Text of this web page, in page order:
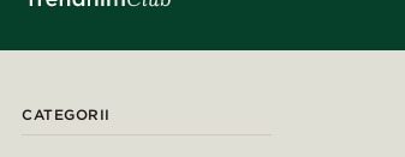
CATEGORII